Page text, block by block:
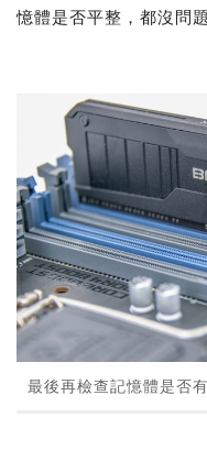
憶體是否平整，都沒問
最後再檢查記憶體是否